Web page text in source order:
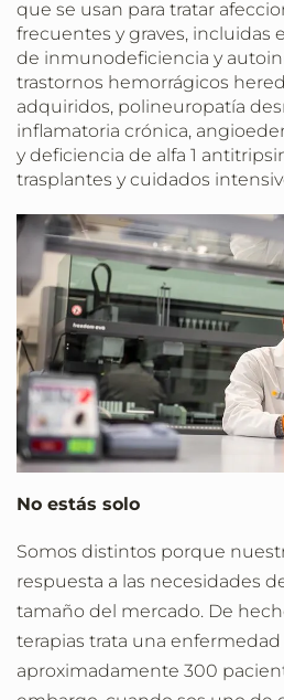
que se usan para tratar
frecuentes y graves, incluidas
de inmunodeficiencia y
trastornos hemorrágicos
adquiridos, polineuropatía
inflamatoria crónica,
y deficiencia de alfa 1
trasplantes y cuidados
No estás solo
Somos distintos porque
respuesta a las necesidades
tamaño del mercado. De
terapias trata una enfermedad
aproximadamente 300